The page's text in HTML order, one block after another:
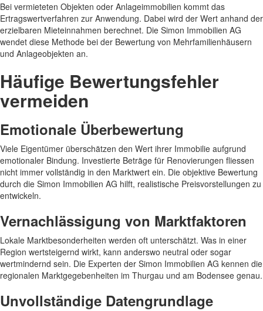
Bei vermieteten Objekten oder Anlageimmobilien kommt das
Ertragswertverfahren zur Anwendung. Dabei wird der Wert anhand der
erzielbaren Mieteinnahmen berechnet. Die Simon Immobilien AG
wendet diese Methode bei der Bewertung von Mehrfamilienhäusern
und Anlageobjekten an.
Häufige Bewertungsfehler
vermeiden
Emotionale Überbewertung
Viele Eigentümer überschätzen den Wert ihrer Immobilie aufgrund
emotionaler Bindung. Investierte Beträge für Renovierungen fliessen
nicht immer vollständig in den Marktwert ein. Die objektive Bewertung
durch die Simon Immobilien AG hilft, realistische Preisvorstellungen zu
entwickeln.
Vernachlässigung von Marktfaktoren
Lokale Marktbesonderheiten werden oft unterschätzt. Was in einer
Region wertsteigernd wirkt, kann anderswo neutral oder sogar
wertmindernd sein. Die Experten der Simon Immobilien AG kennen die
regionalen Marktgegebenheiten im Thurgau und am Bodensee genau.
Unvollständige Datengrundlage